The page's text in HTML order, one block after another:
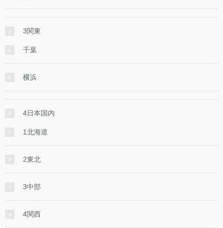
3関東
千葉
横浜
4日本国内
1北海道
2東北
3中部
4関西